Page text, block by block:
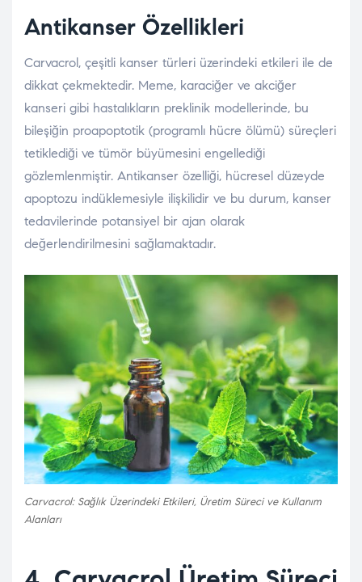
Antikanser Özellikleri
Carvacrol, çeşitli kanser türleri üzerindeki etkileri ile de
dikkat çekmektedir. Meme, karaciğer ve akciğer
kanseri gibi hastalıkların preklinik modellerinde, bu
bileşiğin proapoptotik (programlı hücre ölümü) süreçleri
tetiklediği ve tümör büyümesini engellediği
gözlemlenmiştir. Antikanser özelliği, hücresel düzeyde
apoptozu indüklemesiyle ilişkilidir ve bu durum, kanser
tedavilerinde potansiyel bir ajan olarak
değerlendirilmesini sağlamaktadır.
Carvacrol: Sağlık Üzerindeki Etkileri, Üretim Süreci ve Kullanım
Alanları